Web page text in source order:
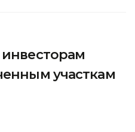
инвесторам
участкам